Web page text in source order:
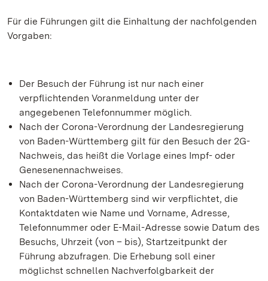
Für die Führungen gilt die Einhaltung der nachfolgenden
Vorgaben:
Der Besuch der Führung ist nur nach einer
verpflichtenden Voranmeldung unter der
angegebenen Telefonnummer möglich.
Nach der Corona-Verordnung der Landesregierung
von Baden-Württemberg gilt für den Besuch der 2G-
Nachweis, das heißt die Vorlage eines Impf- oder
Genesenennachweises.
Nach der Corona-Verordnung der Landesregierung
von Baden-Württemberg sind wir verpflichtet, die
Kontaktdaten wie Name und Vorname, Adresse,
Telefonnummer oder E-Mail-Adresse sowie Datum des
Besuchs, Uhrzeit (von – bis), Startzeitpunkt der
Führung abzufragen. Die Erhebung soll einer
möglichst schnellen Nachverfolgbarkeit der